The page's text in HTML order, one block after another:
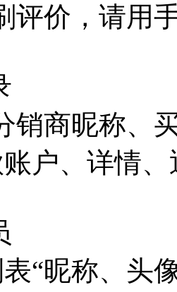
评价，请用
销商昵称、
户、详情
“昵称、头